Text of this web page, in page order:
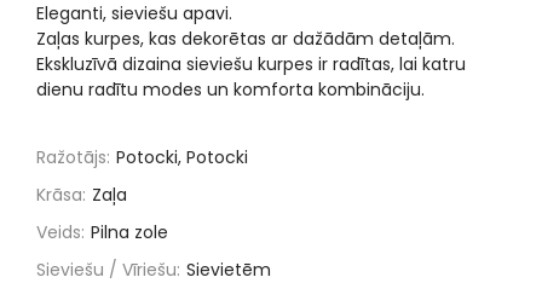
Eleganti, sieviešu apavi.
Zaļas kurpes, kas dekorētas ar dažādām detaļām.
Ekskluzīvā dizaina sieviešu kurpes ir radītas, lai katru
dienu radītu modes un komforta kombināciju.
Ražotājs: Potocki, Potocki
Krāsa: Zaļa
Veids: Pilna zole
Sieviešu / Vīriešu: Sievietēm